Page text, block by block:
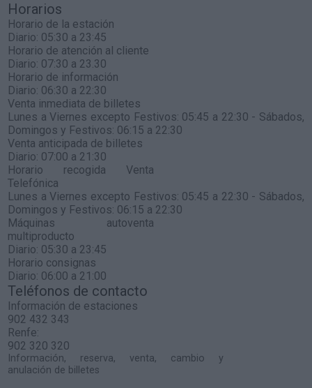
Horarios
Horario de la estación
Diario: 05:30 a 23:45
Horario de atención al cliente
Diario: 07:30 a 23.30
Horario de información
Diario: 06:30 a 22:30
Venta inmediata de billetes
Lunes a Viernes excepto Festivos: 05:45 a 22:30 - Sábados,
Domingos y Festivos: 06:15 a 22:30
Venta anticipada de billetes
Diario: 07:00 a 21:30
Horario recogida Venta
Telefónica
Lunes a Viernes excepto Festivos: 05:45 a 22:30 - Sábados,
Domingos y Festivos: 06:15 a 22:30
Máquinas autoventa
multiproducto
Diario: 05:30 a 23:45
Horario consignas
Diario: 06:00 a 21:00
Teléfonos de contacto
Información de estaciones
902 432 343
Renfe:
902 320 320
Información, reserva, venta, cambio y
anulación de billetes